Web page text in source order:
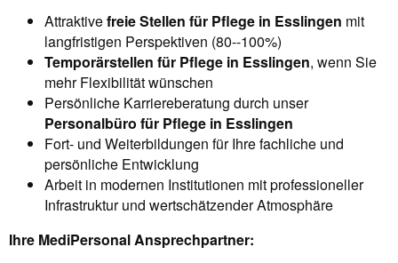
Attraktivefreie Stellen für Pflege in Esslingen mit
langfristigen Perspektiven (80--100%)
Temporärstellen für Pflege in Esslingen, wenn Sie
mehr Flexibilität wünschen
Persönliche Karriereberatung durch unser
Personalbüro für Pflege in Esslingen
Fort- und Weiterbildungen für Ihre fachliche und
persönliche Entwicklung
Arbeit in modernen Institutionen mit professioneller
Infrastruktur und wertschätzender Atmosphäre
Ihre MediPersonal Ansprechpartner: